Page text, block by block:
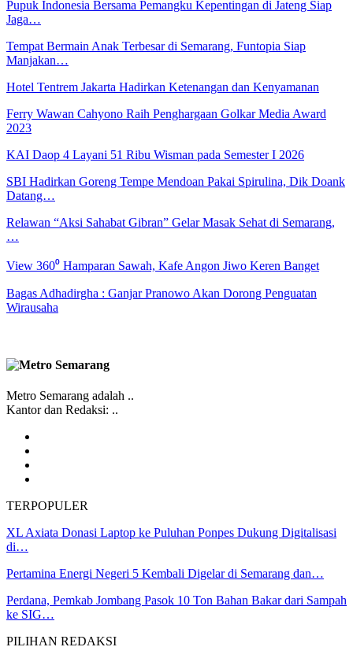
Pupuk Indonesia Bersama Pemangku Kepentingan di Jateng Siap
Jaga…
Tempat Bermain Anak Terbesar di Semarang, Funtopia Siap
Manjakan…
Hotel Tentrem Jakarta Hadirkan Ketenangan dan Kenyamanan
Ferry Wawan Cahyono Raih Penghargaan Golkar Media Award
2023
KAI Daop 4 Layani 51 Ribu Wisman pada Semester I 2026
SBI Hadirkan Goreng Tempe Mendoan Pakai Spirulina, Dik Doank
Datang…
Relawan “Aksi Sahabat Gibran” Gelar Masak Sehat di Semarang,
…
View 360⁰ Hamparan Sawah, Kafe Angon Jiwo Keren Banget
Bagas Adhadirgha : Ganjar Pranowo Akan Dorong Penguatan
Wirausaha
Metro Semarang adalah ..
Kantor dan Redaksi: ..
TERPOPULER
XL Axiata Donasi Laptop ke Puluhan Ponpes Dukung Digitalisasi
di…
Pertamina Energi Negeri 5 Kembali Digelar di Semarang dan…
Perdana, Pemkab Jombang Pasok 10 Ton Bahan Bakar dari Sampah
ke SIG…
PILIHAN REDAKSI